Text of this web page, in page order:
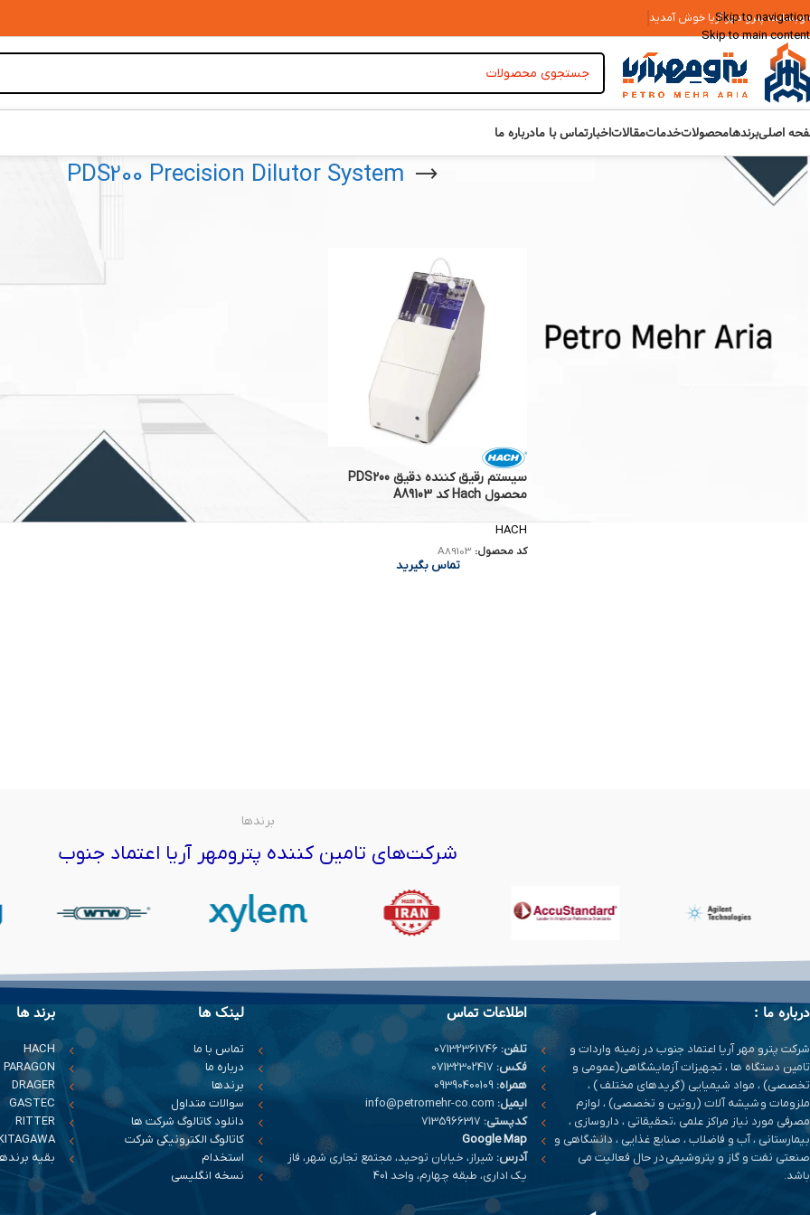
Skip to navigation
Skip to main content
وبسایت پترو مهر آریا خوش آمدید
اصلیبرندهامحصولاتخدماتمقالاتاخبارتماس با مادرباره ما
PDS200 Precision Dilutor System
TOP RATED PRODUCTS
روغن حرارتی حمام ویسکومتر
STANHOPE-SETA کد 94632-0
سیستم رقیق کننده دقیق PDS200
محصول Hach کد A89103
HACH
کد محصول: A89103
تماس بگیرید
برندها
شرکت‌های تامین کننده پترومهر آریا اعتماد جنوب
درباره ما :
شرکت پترو مهر آریا اعتماد جنوب در زمینه واردات و
تامین دستگاه ها ، تجهیزات آزمایشگاهی(عمومی و
تخصصی) ، مواد شیمیایی (گریدهای مختلف ) ،
ملزومات و شیشه آلات (روتین و تخصصی) ، لوازم
مصرفی مورد نیاز مراکز علمی ،تحقیقاتی ، داروسازی ،
بیمارستانی ، آب و فاضلاب ، صنایع غذایی ، دانشگاهی و
صنعتی نفت و گاز و پتروشیمی در حال فعالیت می
باشد.
اطلاعات تماس
تلفن:
فکس:
همراه:
ایمیل:
کدپستی:
Google Map
آدرس: شیراز، خیابان توحید، مجتمع تجاری شهر، فاز
یک اداری، طبقه چهارم، واحد 401
لینک ها
تماس با ما
درباره ما
برندها
سوالات متداول
دانلود کاتالوگ شرکت ها
کاتالوگ الکترونیکی شرکت
استخدام
نسخه انگلیسی
برند ها
HACH
PARAGON
DRAGER
GASTEC
RITTER
بقیه